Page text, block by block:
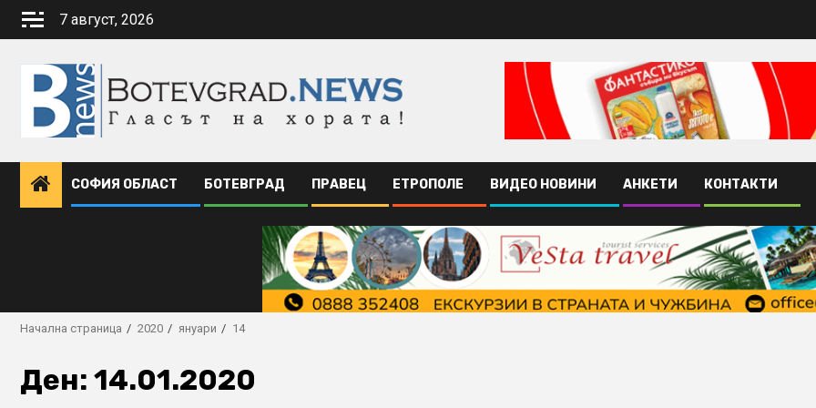
Skip
7 август, 2026
СОФИЯ ОБЛАСТ БОТЕВГРАД ПРАВЕЦ ЕТРОПОЛЕ ВИДЕО НОВИНИ АНКЕТИ КОНТАКТИ
Начална страница 2020 януари 14
Ден: 14.01.2020